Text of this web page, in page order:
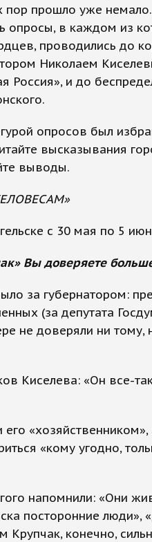
пор прошло уже
опросы, в каждом из
проводились до
Николаем
Россия», и до
опросов был
высказывания
выводы.
с 30 мая по 5
Вы доверяете
за губернатором:
(за депутата
не доверяли ни тому,
Киселева: «Он все-
«хозяйственником»,
«кому угодно,
напомнили: «Они
посторонние люди»,
Крупчак, конечно,